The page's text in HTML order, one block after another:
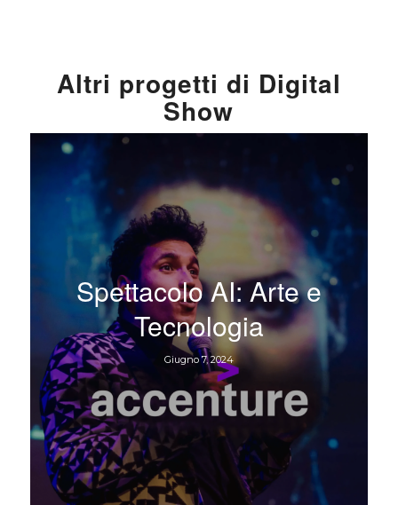
Altri progetti di Digital
Show
Spettacolo AI: Arte e
Tecnologia
Giugno 7, 2024